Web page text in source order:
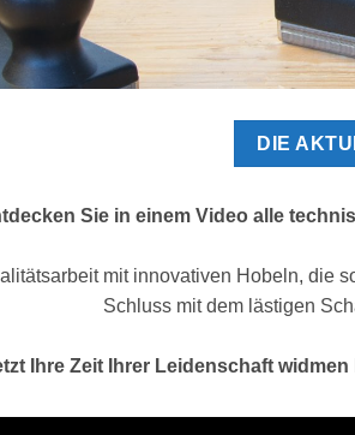
DIE
Sie in einem Video alle
mit innovativen Hobeln, die
Schluss mit dem lästigen
Ihre Zeit Ihrer Leidenschaft